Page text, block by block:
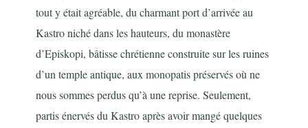
tout y était agréable, du charmant port d’arrivée au
Kastro niché dans les hauteurs, du monastère
d’Episkopi, bâtisse chrétienne construite sur les ruines
d’un temple antique, aux monopatis préservés où ne
nous sommes perdus qu’à une reprise. Seulement,
partis énervés du Kastro après avoir mangé quelques